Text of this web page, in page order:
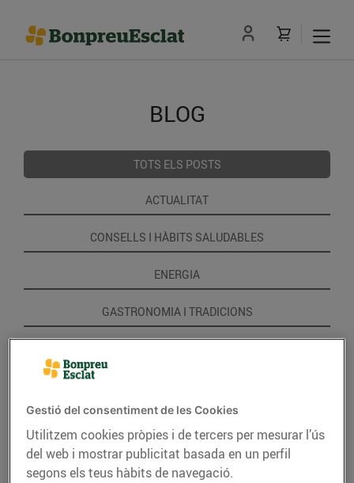
BLOG
TOTS ELS POSTS
ACTUALITAT
CONSELLS I HÀBITS SALUDABLES
ENERGIA
GASTRONOMIA I TRADICIONS
Gestió del consentiment de les Cookies
Utilitzem cookies pròpies i de tercers per mesurar l’ús
del web i mostrar publicitat basada en un perfil
segons els teus hàbits de navegació.